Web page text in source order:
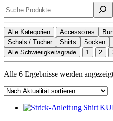
Suchen
Alle Kategorien Accessoires
Schals / Tücher
Shirts Socken
Alle Schwierigkeitsgrade
1 2
Alle 6 Ergebnisse werden angezeigt